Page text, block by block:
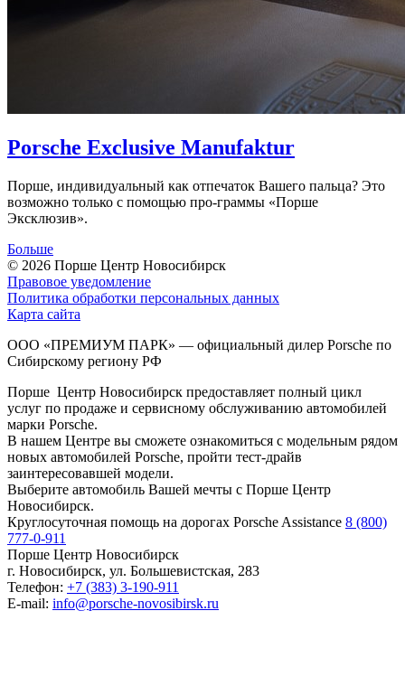
Porsche Exclusive Manufaktur
Порше, индивидуальный как отпечаток Вашего пальца? Это
возможно только с помощью про-граммы «Порше
Эксклюзив».
Больше
© 2026 Порше Центр Новосибирск
Правовое уведомление
Политика обработки персональных данных
Карта сайта
ООО «ПРЕМИУМ ПАРК» — официальный дилер Porsche по
Сибирскому региону РФ
Порше Центр Новосибирск предоставляет полный цикл
услуг по продаже и сервисному обслуживанию автомобилей
марки Porsche.
В нашем Центре вы сможете ознакомиться с модельным рядом
новых автомобилей Porsche, пройти тест-драйв
заинтересовавшей модели.
Выберите автомобиль Вашей мечты с Порше Центр
Новосибирск.
Круглосуточная помощь на дорогах Porsche Assistance 8 (800)
777-0-911
Порше Центр Новосибирск
г. Новосибирск, ул. Большевистская, 283
Телефон: +7 (383) 3-190-911
E-mail: info@porsche-novosibirsk.ru